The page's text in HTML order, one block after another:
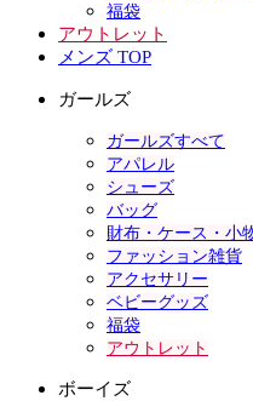
福袋
アウトレット
メンズ TOP
ガールズ
ガールズすべて
アパレル
シューズ
バッグ
財布・ケース・小
ファッション雑貨
アクセサリー
ベビーグッズ
福袋
アウトレット
ボーイズ